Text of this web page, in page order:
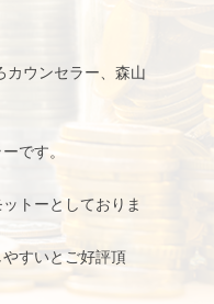
ウンセラー、森山
です。
トーとしておりま
すいとご好評頂